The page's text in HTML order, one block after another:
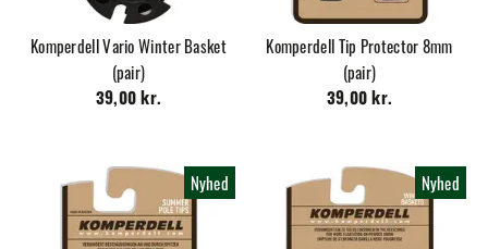
Komperdell Vario Winter Basket
(pair)
39,00 kr.
Komperdell Tip Protector 8mm
(pair)
39,00 kr.
Nyhed Nyhed